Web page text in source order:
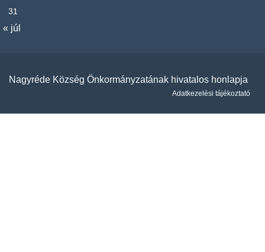
31
« júl
Nagyréde Község Önkormányzatának hivatalos honlapja
Adatkezelési tájékoztató